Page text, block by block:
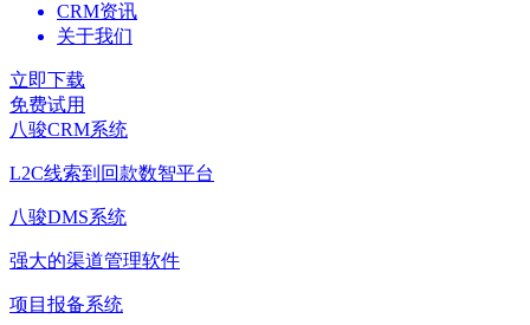
CRM资讯
关于我们
立即下载
免费试用
八骏CRM系统
L2C线索到回款数智平台
八骏DMS系统
强大的渠道管理软件
项目报备系统